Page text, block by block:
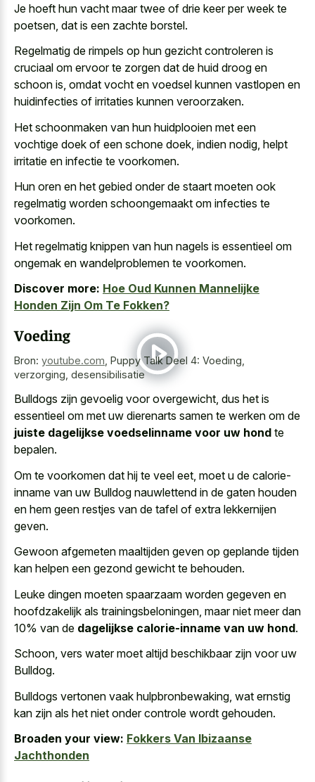
Je hoeft hun vacht maar twee of drie keer per week te
poetsen, dat is een zachte borstel.
Regelmatig de rimpels op hun gezicht controleren is
cruciaal om ervoor te zorgen dat de huid droog en
schoon is, omdat vocht en voedsel kunnen vastlopen en
huidinfecties of irritaties kunnen veroorzaken.
Het schoonmaken van hun huidplooien met een
vochtige doek of een schone doek, indien nodig, helpt
irritatie en infectie te voorkomen.
Hun oren en het gebied onder de staart moeten ook
regelmatig worden schoongemaakt om infecties te
voorkomen.
Het regelmatig knippen van hun nagels is essentieel om
ongemak en wandelproblemen te voorkomen.
Discover more: Hoe Oud Kunnen Mannelijke
Honden Zijn Om Te Fokken?
Voeding
Bron: youtube.com Puppy Talk Deel 4: Voeding,
verzorging, desensibilisatie
Bulldogs zijn gevoelig voor overgewicht, dus het is
essentieel om met uw dierenarts samen te werken om de
juiste dagelijkse voedselinname voor uw hond te
bepalen.
Om te voorkomen dat hij te veel eet, moet u de calorie-
inname van uw Bulldog nauwlettend in de gaten houden
en hem geen restjes van de tafel of extra lekkernijen
geven.
Gewoon afgemeten maaltijden geven op geplande tijden
kan helpen een gezond gewicht te behouden.
Leuke dingen moeten spaarzaam worden gegeven en
hoofdzakelijk als trainingsbeloningen, maar niet meer dan
10% van de dagelijkse calorie-inname van uw hond.
Schoon, vers water moet altijd beschikbaar zijn voor uw
Bulldog.
Bulldogs vertonen vaak hulpbronbewaking, wat ernstig
kan zijn als het niet onder controle wordt gehouden.
Broaden your view: Fokkers Van Ibizaanse
Jachthonden